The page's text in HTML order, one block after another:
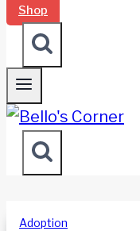
Shop
Adoption